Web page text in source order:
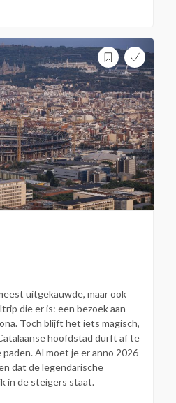
uitgekauwde, maar ook
die er is: een bezoek aan
Toch blijft het iets magisch,
hoofdstad durft af te
Al moet je er anno 2026
dat de legendarische
in de steigers staat.